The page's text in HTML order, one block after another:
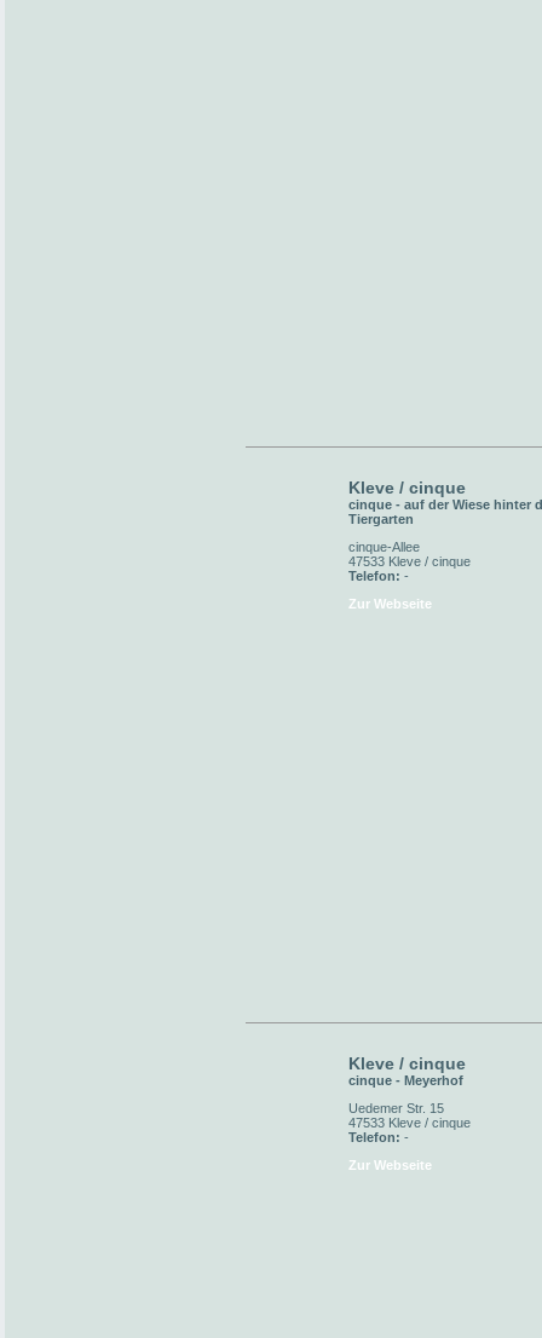
Kleve / cinque
cinque - auf der Wiese hinter
Tiergarten
cinque-Allee
47533 Kleve / cinque
Telefon: -
Zur Webseite
Kleve / cinque
cinque - Meyerhof
Uedemer Str. 15
47533 Kleve / cinque
Telefon: -
Zur Webseite